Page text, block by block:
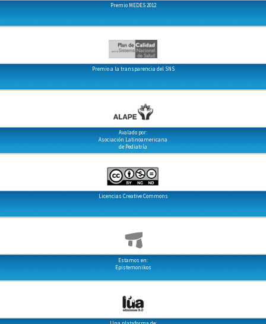
Premio MEDES 2012
Premio a la transparencia del SNS
Avalado por:
Asociación Latinoamericana
de Pediatría
Licencias Creative Commons
Estamos en:
Epistemonikos